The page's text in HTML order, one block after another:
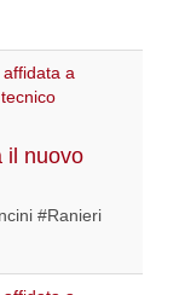
il nuovo
#Ranieri